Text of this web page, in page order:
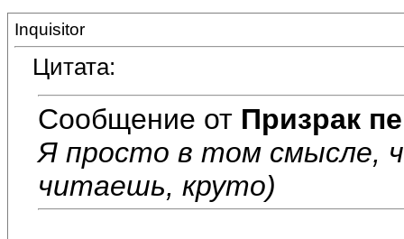
Inquisitor
Цитата:
Сообщение от Призрак
Я просто в том смысле,
читаешь, круто)